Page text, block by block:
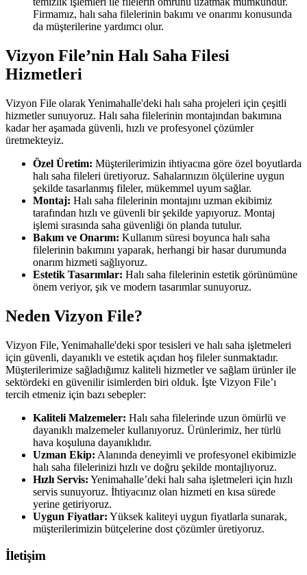
Firmamız, halı saha filelerinin bakımı ve onarımı konusunda
da müşterilerine yardımcı olur.
Vizyon File’nin Halı Saha Filesi
Hizmetleri
Vizyon File olarak Yenimahalle'deki halı saha projeleri için çeşitli
hizmetler sunuyoruz. Halı saha filelerinin montajından bakımına
kadar her aşamada güvenli, hızlı ve profesyonel çözümler
üretmekteyiz.
Özel Üretim: Müşterilerimizin ihtiyacına göre özel boyutlarda
halı saha fileleri üretiyoruz. Sahalarınızın ölçülerine uygun
şekilde tasarlanmış fileler, mükemmel uyum sağlar.
Montaj: Halı saha filelerinin montajını uzman ekibimiz
tarafından hızlı ve güvenli bir şekilde yapıyoruz. Montaj
işlemi sırasında saha güvenliği ön planda tutulur.
Bakım ve Onarım: Kullanım süresi boyunca halı saha
filelerinin bakımını yaparak, herhangi bir hasar durumunda
onarım hizmeti sağlıyoruz.
Estetik Tasarımlar: Halı saha filelerinin estetik görünümüne
önem veriyor, şık ve modern tasarımlar sunuyoruz.
Neden Vizyon File?
Vizyon File, Yenimahalle'deki spor tesisleri ve halı saha işletmeleri
için güvenli, dayanıklı ve estetik açıdan hoş fileler sunmaktadır.
Müşterilerimize sağladığımız kaliteli hizmetler ve sağlam ürünler ile
sektördeki en güvenilir isimlerden biri olduk. İşte Vizyon File’ı
tercih etmeniz için bazı sebepler:
Kaliteli Malzemeler: Halı saha filelerinde uzun ömürlü ve
dayanıklı malzemeler kullanıyoruz. Ürünlerimiz, her türlü
hava koşuluna dayanıklıdır.
Uzman Ekip: Alanında deneyimli ve profesyonel ekibimizle
halı saha filelerinizi hızlı ve doğru şekilde montajlıyoruz.
Hızlı Servis: Yenimahalle’deki halı saha işletmeleri için hızlı
servis sunuyoruz. İhtiyacınız olan hizmeti en kısa sürede
yerine getiriyoruz.
Uygun Fiyatlar: Yüksek kaliteyi uygun fiyatlarla sunarak,
müşterilerimizin bütçelerine dost çözümler üretiyoruz.
İletişim